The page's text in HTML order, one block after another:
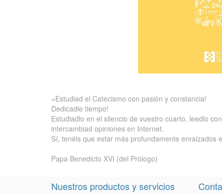
«Estudiad el Catecismo con pasión y constancia!
Dedicadle tiempo!
Estudiadlo en el silencio de vuestro cuarto, leedlo
intercambiad opiniones en Internet.
Sí, tenéis que estar más profundamente enraizados
Papa Benedicto XVI (del Prólogo)
Nuestros productos y servicios